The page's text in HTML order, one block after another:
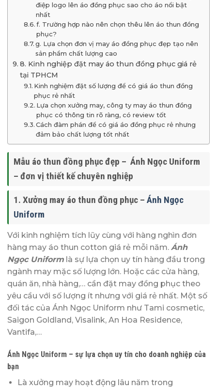
điệp logo lên áo đồng phục sao cho áo nổi bật
nhất
f. Trường hợp nào nên chọn thêu lên áo thun đồng
phục?
g. Lựa chọn đơn vị may áo đồng phục đẹp tạo nên
sản phẩm chất lượng cao
8. Kinh nghiệp đặt may áo thun đồng phục giá rẻ
tại TPHCM
Kinh nghiệm đặt số lượng để có giá áo thun đồng
phục rẻ nhất
Lựa chọn xưởng may, công ty may áo thun đồng
phục có thông tin rõ ràng, có review tốt
Cách đàm phán để có giá áo đồng phục rẻ nhưng
đảm bảo chất lượng tốt nhất
Mẫu áo thun đồng phục đẹp – Ánh Ngọc Uniform
– đơn vị thiết kế chuyên nghiệp
1. Xưởng may áo thun đồng phục – Ánh Ngọc
Uniform
Với kinh nghiệm tích lũy cùng với hàng nghìn đơn
hàng may áo thun cotton giá rẻ mỗi năm. Ánh
Ngọc Uniform là sự lựa chọn uy tín hàng đầu trong
ngành may mặc số lượng lớn. Hoặc các cửa hàng,
quán ăn, nhà hàng,… cần đặt may đồng phục theo
yêu cầu với số lượng ít nhưng với giá rẻ nhất. Một số
đối tác của Ánh Ngọc Uniform như Tami cosmetic,
Saigon Goldland, Visalink, An Hoa Residence,
Vantifa,…
Ánh Ngọc Uniform – sự lựa chọn uy tín cho doanh nghiệp của
bạn
Là xưởng may hoạt động lâu năm trong